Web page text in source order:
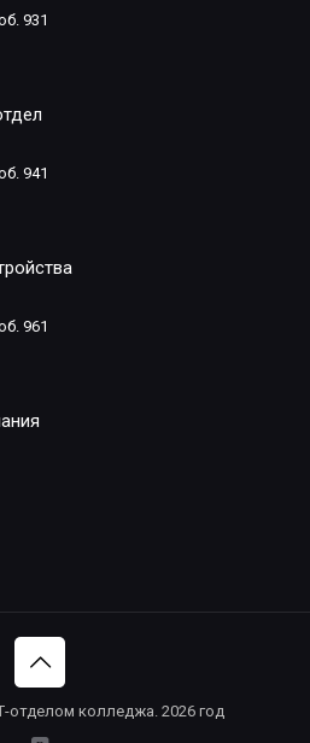
931
941
961
отделом колледжа. 2026 год